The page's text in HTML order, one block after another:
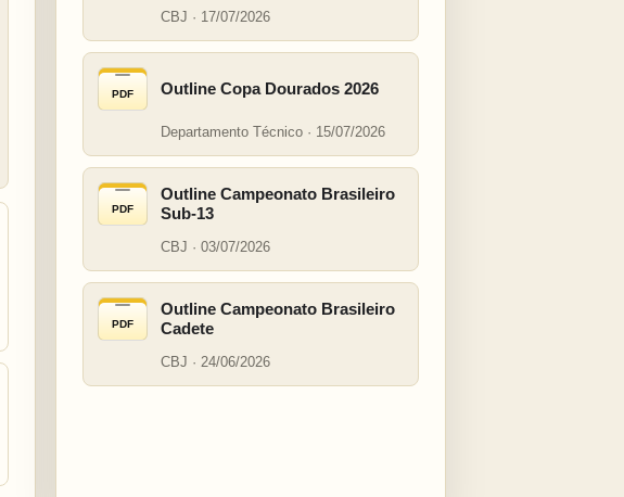
CBJ · 17/07/2026
PDF Outline Copa Dourados 2026
Departamento Técnico · 15/07/2026
PDF
Outline Campeonato Brasileiro
Sub-13
CBJ · 03/07/2026
PDF
Outline Campeonato Brasileiro
Cadete
CBJ · 24/06/2026